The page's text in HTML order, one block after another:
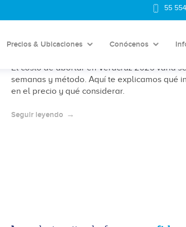
55
Precios & Ubicaciones Conócenos
¿Cuánto cuesta abortar en
2026 y factores que influyen
El costo de abortar en Veracruz 2026 varía
semanas y método. Aquí te explicamos qué
en el precio y qué considerar.
Seguir leyendo